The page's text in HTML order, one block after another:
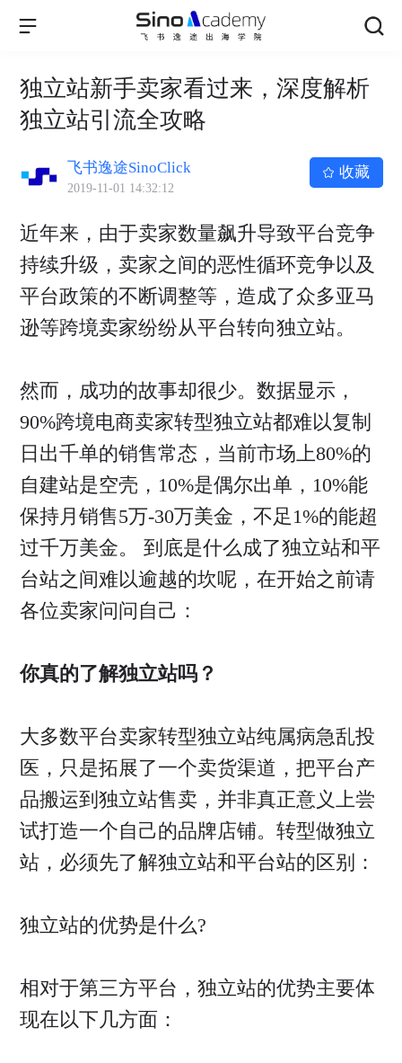
独立站新手卖家看过来，深度解析
独立站引流全攻略
飞书逸途SinoClick
2019-11-01 14:32:12
收藏
近年来，由于卖家数量飙升导致平台竞争
持续升级，卖家之间的恶性循环竞争以及
平台政策的不断调整等，造成了众多亚马
逊等跨境卖家纷纷从平台转向独立站。
然而，成功的故事却很少。数据显示，
90%跨境电商卖家转型独立站都难以复制
日出千单的销售常态，当前市场上80%的
自建站是空壳，10%是偶尔出单，10%能
保持月销售5万-30万美金，不足1%的能超
过千万美金。 到底是什么成了独立站和平
台站之间难以逾越的坎呢，在开始之前请
各位卖家问问自己：
你真的了解独立站吗？
大多数平台卖家转型独立站纯属病急乱投
医，只是拓展了一个卖货渠道，把平台产
品搬运到独立站售卖，并非真正意义上尝
试打造一个自己的品牌店铺。转型做独立
站，必须先了解独立站和平台站的区别：
独立站的优势是什么?
相对于第三方平台，独立站的优势主要体
现在以下几方面：